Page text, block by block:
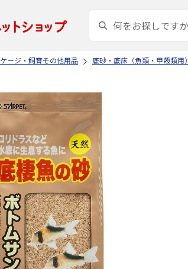
ケージ・飼育その他用品 底砂・底床（魚類・甲殻類用）